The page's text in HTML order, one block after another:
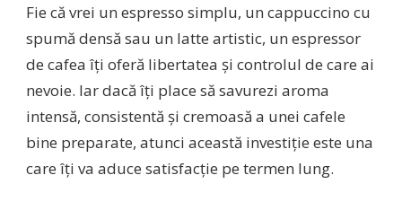
Fie că vrei un espresso simplu, un cappuccino cu
spumă densă sau un latte artistic, un espressor
de cafea îți oferă libertatea și controlul de care ai
nevoie. Iar dacă îți place să savurezi aroma
intensă, consistentă și cremoasă a unei cafele
bine preparate, atunci această investiție este una
care îți va aduce satisfacție pe termen lung.